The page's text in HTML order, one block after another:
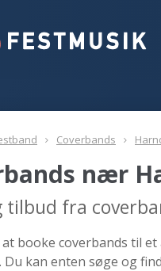
Coverbands
nær
tilbud fra
booke coverbands til
Du kan enten søge og